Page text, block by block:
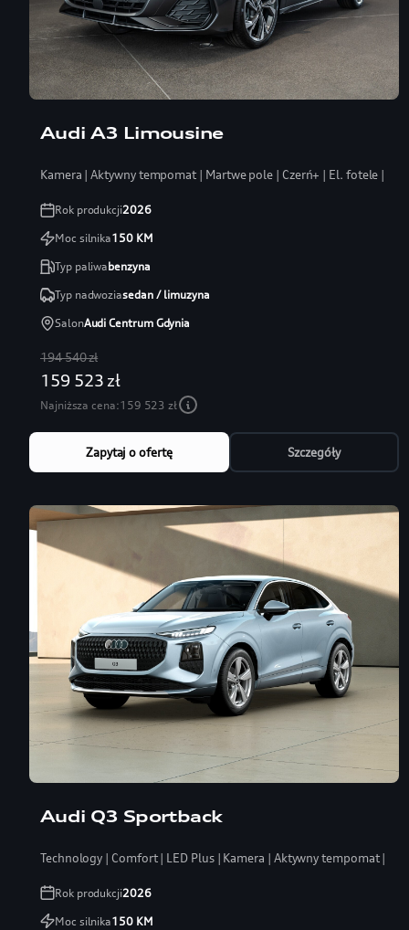
Audi A3 Limousine
Kamera | Aktywny tempomat | Martwe pole | Czerń+ | El. fotele |
Rok produkcji2026
Moc silnika150KM
Typ paliwabenzyna
Typ nadwoziasedan / limuzyna
SalonAudi Centrum Gdynia
194 540 zł
159 523 zł
Najniższa cena:159 523 zł
Zapytaj o ofertę Szczegóły
Audi Q3 Sportback
Technology | Comfort | LED Plus | Kamera | Aktywny tempomat |
Rok produkcji2026
Moc silnika150KM